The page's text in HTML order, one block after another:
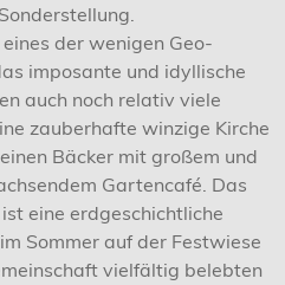
der wenigen Geo-
imposante und idyllische
auch noch relativ viele
zauberhafte winzige Kirche
Bäcker mit großem und
Gartencafé. Das
eine erdgeschichtliche
Sommer auf der Festwiese
vielfältig belebten